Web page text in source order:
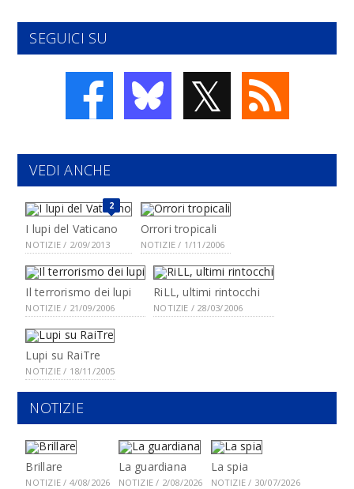
SEGUICI SU
𝕏
VEDI ANCHE
2
I lupi del Vaticano
NOTIZIE / 2/09/2013
Orrori tropicali
NOTIZIE / 1/11/2006
Il terrorismo dei lupi
NOTIZIE / 21/09/2006
RiLL, ultimi rintocchi
NOTIZIE / 28/03/2006
Lupi su RaiTre
NOTIZIE / 18/11/2005
NOTIZIE
Brillare
NOTIZIE / 4/08/2026
La guardiana
NOTIZIE / 2/08/2026
La spia
NOTIZIE / 30/07/2026